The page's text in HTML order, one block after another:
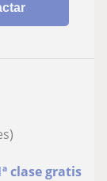
clase gratis